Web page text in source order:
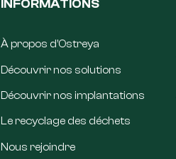
INFORMATIONS
À propos d’Ostreya
Découvrir nos solutions
Découvrir nos implantations
Le recyclage des déchets
Nous rejoindre